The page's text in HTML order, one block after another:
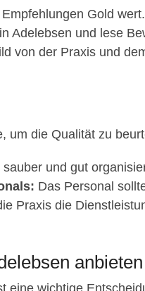
Gold wert.
Adelebsen und lese
von der Praxis und
um die Qualität zu
und gut
Das Personal
Praxis die